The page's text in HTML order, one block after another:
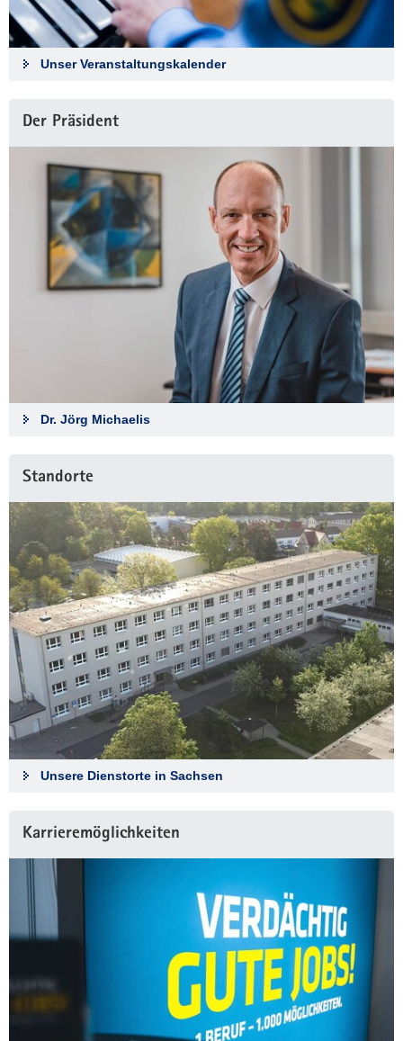
a
Unser Veranstaltungskalender
Der Präsident
Dr. Jörg Michaelis
Standorte
Unsere Dienstorte in Sachsen
Karrieremöglichkeiten